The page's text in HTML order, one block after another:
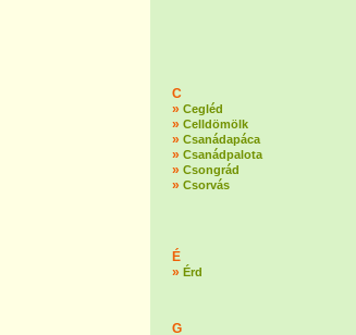
C
» Cegléd
» Celldömölk
» Csanádapáca
» Csanádpalota
» Csongrád
» Csorvás
É
» Érd
G